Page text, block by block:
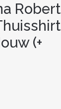
Robert
(+